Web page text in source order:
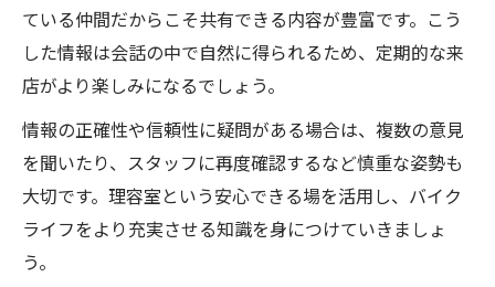
ている仲間だからこそ共有できる内容が豊富です。こう
した情報は会話の中で自然に得られるため、定期的な来
店がより楽しみになるでしょう。
情報の正確性や信頼性に疑問がある場合は、複数の意見
を聞いたり、スタッフに再度確認するなど慎重な姿勢も
大切です。理容室という安心できる場を活用し、バイク
ライフをより充実させる知識を身につけていきましょ
う。